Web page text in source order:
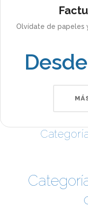
Olvídate de papeles
Desde